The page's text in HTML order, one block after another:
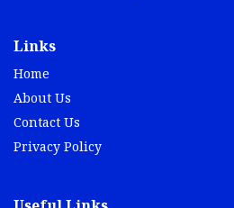
Links
Home
About Us
Contact Us
Privacy Policy